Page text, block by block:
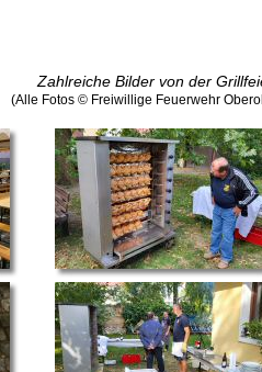
Zahlreiche Bilder von der
(Alle Fotos © Freiwillige Feuerwehr